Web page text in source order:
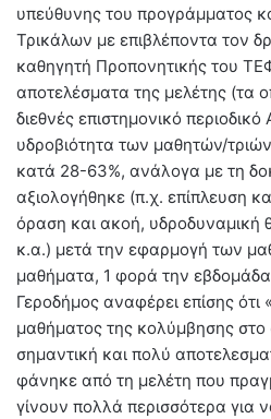
υπεύθυνης του προγράμματος
Τρικάλων με επιβλέποντα τον
καθηγητή Προπονητικής του
αποτελέσματα της μελέτης (τα
διεθνές επιστημονικό
υδροβιότητα των μαθητών/
κατά 28-63%, ανάλογα με τη
αξιολογήθηκε (π.χ. επίπλευση
όραση και ακοή, υδροδυναμική
κ.α.) μετά την εφαρμογή των
μαθήματα, 1 φορά την
Γεροδήμος αναφέρει επίσης ότι
μαθήματος της κολύμβησης στο
σημαντική και πολύ
φάνηκε από τη μελέτη που
γίνουν πολλά περισσότερα για